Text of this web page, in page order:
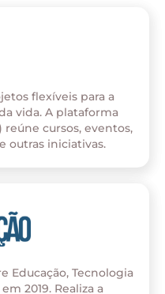
flexíveis para a
vida. A plataforma
cursos, eventos,
outras iniciativas.
Educação, Tecnologia
2019. Realiza a